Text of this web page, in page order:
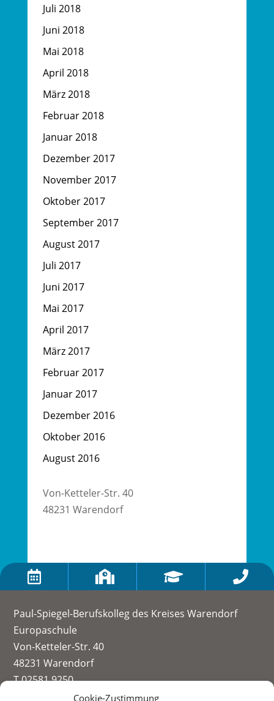
Cookie-Zustimmung
Juli 2018
Juni 2018
Mai 2018
April 2018
März 2018
Februar 2018
Januar 2018
Dezember 2017
November 2017
Oktober 2017
September 2017
August 2017
Juli 2017
Juni 2017
Mai 2017
April 2017
März 2017
Februar 2017
Januar 2017
Dezember 2016
Oktober 2016
August 2016
Von-Ketteler-Str. 40
48231 Warendorf
   
Paul-Spiegel-Berufskolleg des Kreises Warendorf
Europaschule
Von-Ketteler-Str. 40
48231 Warendorf
T 02581 9250
info@paul-spiegel-berufskolleg.eu